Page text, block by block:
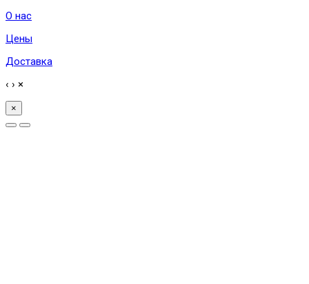
О нас
Цены
Доставка
‹ › ×
×